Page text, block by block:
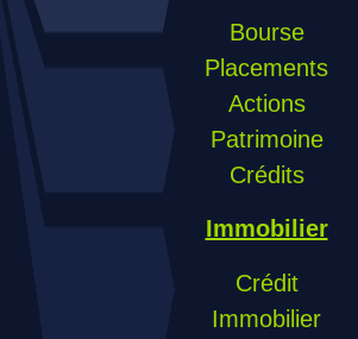
Bourse
Placements
Actions
Patrimoine
Crédits
Immobilier
Crédit
Immobilier